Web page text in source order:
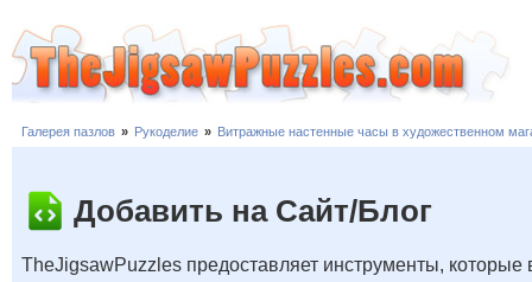
Галерея пазлов » Рукоделие » Витражные настенные часы в художественном
Добавить на Сайт/Блог
TheJigsawPuzzles предоставляет инструменты, которые